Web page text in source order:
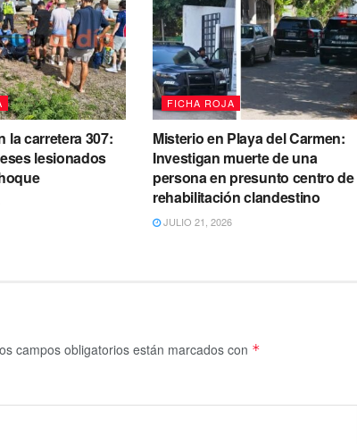
la carretera 307:
lesionados
FICHA ROJA
Misterio en Playa del Carmen:
Investigan muerte de una
persona en presunto centro de
rehabilitación clandestino
JULIO 21, 2026
campos obligatorios están marcados con *